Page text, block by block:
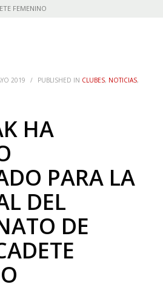
FEMENINO
2019 / PUBLISHED IN CLUBES, NOTICIAS,
HA
PARA LA
DEL
DE